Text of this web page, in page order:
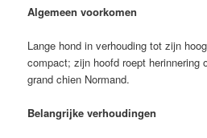
Algemeen voorkomen
Lange hond in verhouding tot zijn
compact; zijn hoofd roept herinnering
grand chien Normand.
Belangrijke verhoudingen